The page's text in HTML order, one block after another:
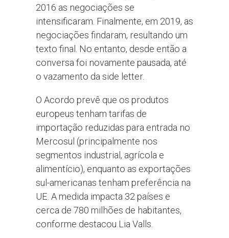
2016 as negociações se
intensificaram. Finalmente, em 2019, as
negociações findaram, resultando um
texto final. No entanto, desde então a
conversa foi novamente pausada, até
o vazamento da side letter.
O Acordo prevê que os produtos
europeus tenham tarifas de
importação reduzidas para entrada no
Mercosul (principalmente nos
segmentos industrial, agrícola e
alimentício), enquanto as exportações
sul-americanas tenham preferência na
UE. A medida impacta 32 países e
cerca de 780 milhões de habitantes,
conforme destacou Lia Valls.